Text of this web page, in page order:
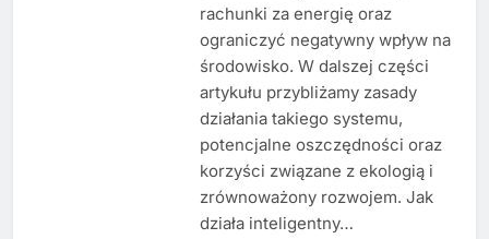
rachunki za energię oraz
ograniczyć negatywny wpływ na
środowisko. W dalszej części
artykułu przybliżamy zasady
działania takiego systemu,
potencjalne oszczędności oraz
korzyści związane z ekologią i
zrównoważony rozwojem. Jak
działa inteligentny…